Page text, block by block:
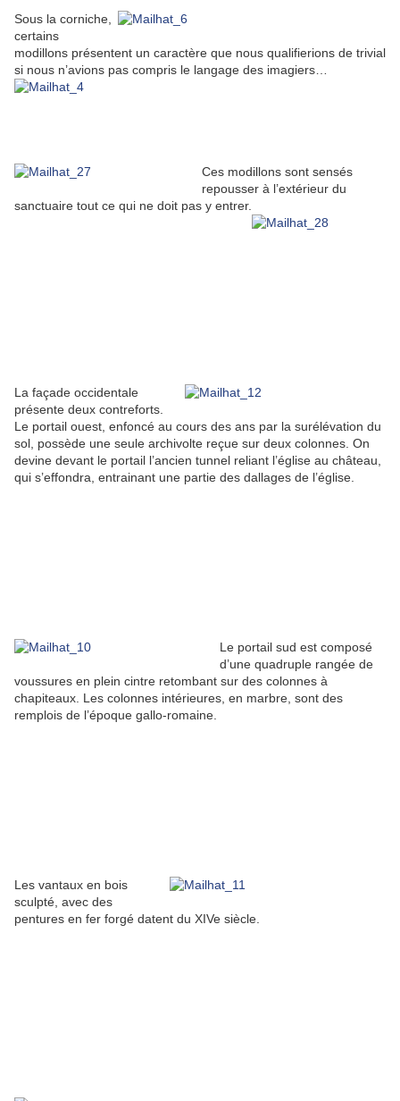
Sous la corniche,
certains
modillons présentent un caractère que nous qualifierions de trivial
si nous n’avions pas compris le langage des imagiers…
Ces modillons sont sensés
repousser à l’extérieur du
sanctuaire tout ce qui ne doit pas y entrer.
La façade occidentale
présente deux contreforts.
Le portail ouest, enfoncé au cours des ans par la surélévation du
sol, possède une seule archivolte reçue sur deux colonnes. On
devine devant le portail l’ancien tunnel reliant l’église au château,
qui s’effondra, entrainant une partie des dallages de l’église.
Le portail sud est composé
d’une quadruple rangée de
voussures en plein cintre retombant sur des colonnes à
chapiteaux. Les colonnes intérieures, en marbre, sont des
remplois de l’époque gallo-romaine.
Les vantaux en bois
sculpté, avec des
pentures en fer forgé datent du XIVe siècle.